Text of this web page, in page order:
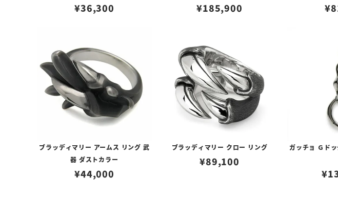
¥36,300 ¥185,900 ¥
ブラッディマリー アームス リング 武
器 ダストカラー
¥44,000
ブラッディマリー クロー リング
¥89,100
ガッチョ Ｇド
¥